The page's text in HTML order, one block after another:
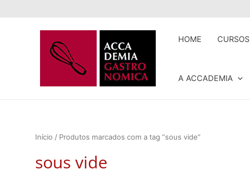
HOME CURSOS
A ACCADEMIA
Início / Produtos marcados com a tag “sous vide”
sous vide